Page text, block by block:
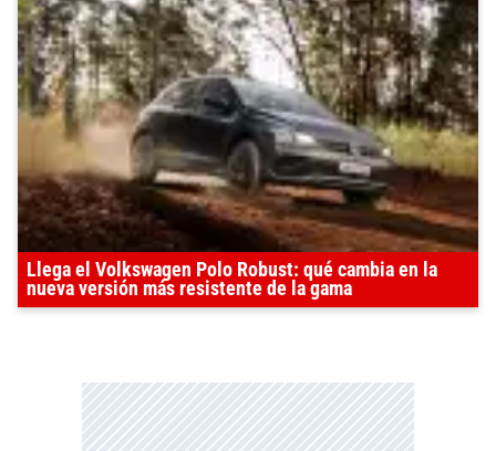
Llega el Volkswagen Polo Robust: qué cambia en la
nueva versión más resistente de la gama